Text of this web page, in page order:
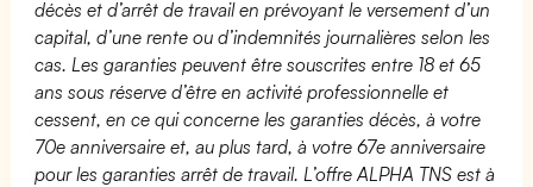
décès et d’arrêt de travail en prévoyant le versement d’un
capital, d’une rente ou d’indemnités journalières selon les
cas. Les garanties peuvent être souscrites entre 18 et 65
ans sous réserve d’être en activité professionnelle et
cessent, en ce qui concerne les garanties décès, à votre
70e anniversaire et, au plus tard, à votre 67e anniversaire
pour les garanties arrêt de travail. L’offre ALPHA TNS est à